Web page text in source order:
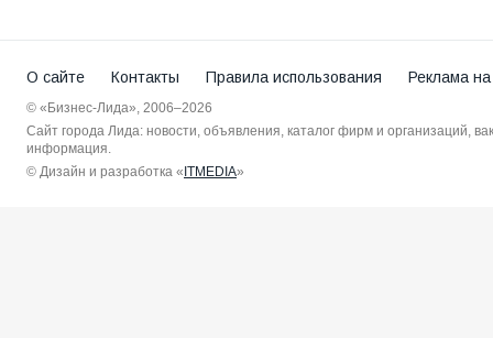
О сайте Контакты Правила использования Реклама
© «Бизнес-Лида», 2006–2026
Сайт города Лида: новости, объявления, каталог фирм и организаций,
информация.
© Дизайн и разработка « ITMEDIA»